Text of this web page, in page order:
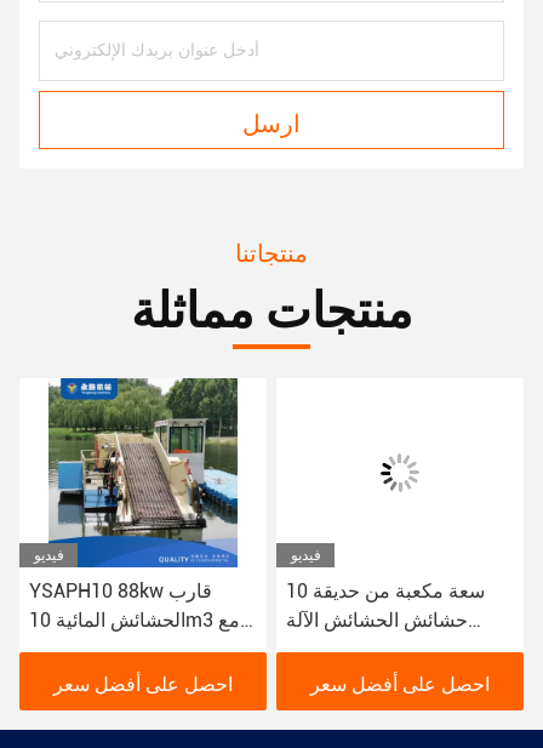
ارسل
منتجاتنا
منتجات مماثلة
فيديو
YSAPH10 88kw قارب
الحشائش المائية 10m3 مع
تصميم عصا قسمين لقطع
العشب المائي
احصل على أفضل سعر
فيديو
10 سعة مكعبة من حديقة
حشائش الحشائش الآلة
تستخدم لجمع وتنظيف نباتات
المياه النهرية
احصل على أفضل سعر